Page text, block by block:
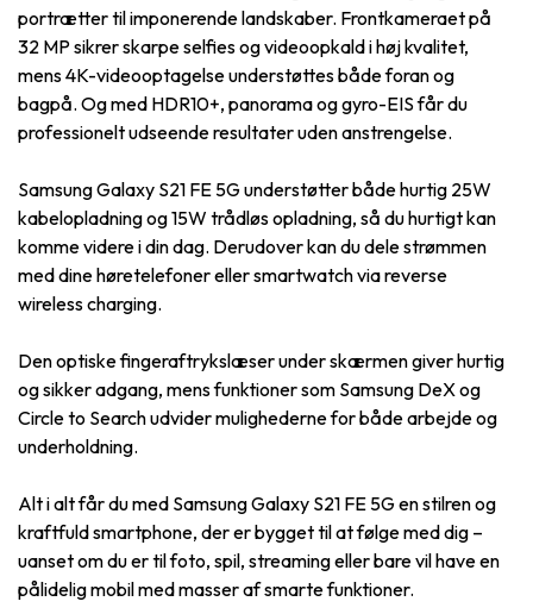
portrætter til imponerende landskaber. Frontkameraet på
32 MP sikrer skarpe selfies og videoopkald i høj kvalitet,
mens 4K-videooptagelse understøttes både foran og
bagpå. Og med HDR10+, panorama og gyro-EIS får du
professionelt udseende resultater uden anstrengelse.
Samsung Galaxy S21 FE 5G understøtter både hurtig 25W
kabelopladning og 15W trådløs opladning, så du hurtigt kan
komme videre i din dag. Derudover kan du dele strømmen
med dine høretelefoner eller smartwatch via reverse
wireless charging.
Den optiske fingeraftrykslæser under skærmen giver hurtig
og sikker adgang, mens funktioner som Samsung DeX og
Circle to Search udvider mulighederne for både arbejde og
underholdning.
Alt i alt får du med Samsung Galaxy S21 FE 5G en stilren og
kraftfuld smartphone, der er bygget til at følge med dig –
uanset om du er til foto, spil, streaming eller bare vil have en
pålidelig mobil med masser af smarte funktioner.